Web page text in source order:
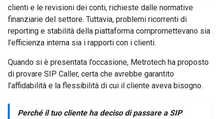
clienti e le revisioni dei conti, richieste dalle normative
finanziarie del settore. Tuttavia, problemi ricorrenti di
reporting e stabilità della piattaforma compromettevano sia
l’efficienza interna sia i rapporti con i clienti.
Quando si è presentata l’occasione, Metrotech ha proposto
di provare SIP Caller, certa che avrebbe garantito
l’affidabilità e la flessibilità di cui il cliente aveva bisogno.
Perché il tuo cliente ha deciso di passare a SIP